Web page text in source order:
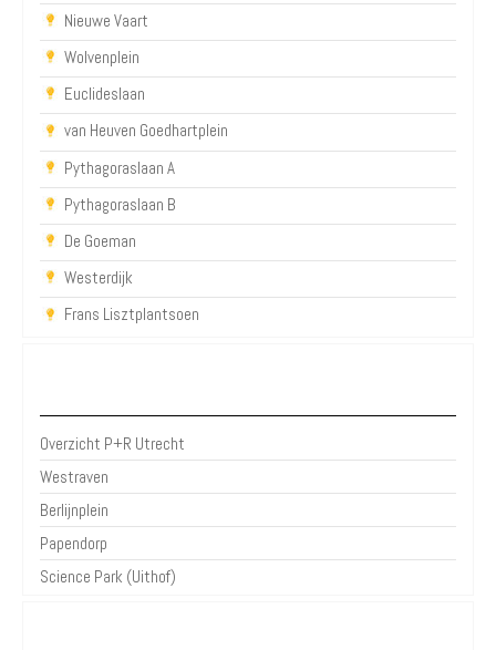
Nieuwe Vaart
Wolvenplein
Euclideslaan
van Heuven Goedhartplein
Pythagoraslaan A
Pythagoraslaan B
De Goeman
Westerdijk
Frans Lisztplantsoen
Overzicht P+R Utrecht
Westraven
Berlijnplein
Papendorp
Science Park (Uithof)